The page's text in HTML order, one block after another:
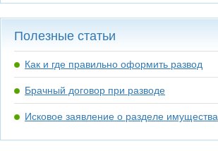
Полезные статьи
Как и где правильно оформить развод
Брачный договор при разводе
Исковое заявление о разделе имущества